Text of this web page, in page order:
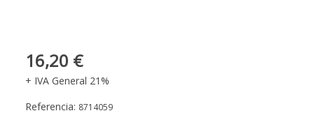
16,20 €
+ IVA General 21%
Referencia: 8714059